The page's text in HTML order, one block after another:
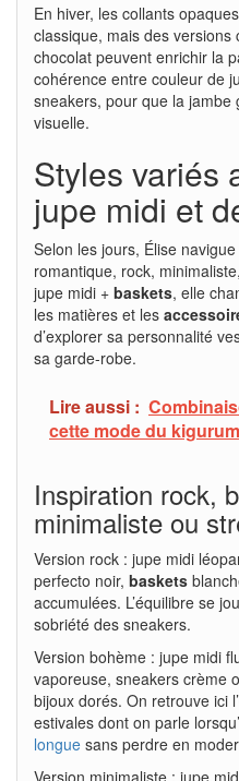
En hiver, les collants
classique, mais des
chocolat peuvent enrichir la
cohérence entre couleur de
sneakers, pour que la
visuelle.
Styles variés
jupe midi et
Selon les jours, Élise
romantique, rock,
jupe midi + baskets, elle
les matières et les
d’explorer sa personnalité
sa garde-robe.
Lire aussi :
cette mode du
Inspiration rock,
minimaliste ou
Version rock : jupe midi
perfecto noir, baskets
accumulées. L’équilibre se
sobriété des sneakers.
Version bohème : jupe midi
vaporeuse, sneakers crème
bijoux dorés. On retrouve ici
estivales dont on parle
longue sans perdre en
Version minimaliste : jupe